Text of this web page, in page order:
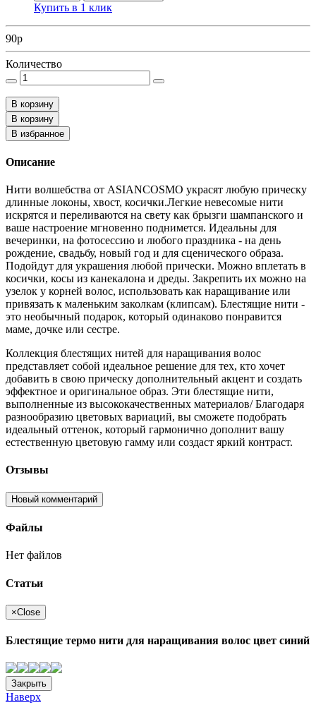
Купить в 1 клик
90p
Количество
В корзину
В корзину
В избранное
Описание
Нити волшебства от ASIANCOSMO украсят любую прическу
длинные локоны, хвост, косички.Легкие невесомые нити
искрятся и переливаются на свету как брызги шампанского и
ваше настроение мгновенно поднимется. Идеальны для
вечеринки, на фотосессию и любого праздника - на день
рождение, свадьбу, новый год и для сценического образа.
Подойдут для украшения любой прически. Можно вплетать в
косички, косы из канекалона и дреды. Закрепить их можно на
узелок у корней волос, использовать как наращивание или
привязать к маленьким заколкам (клипсам). Блестящие нити -
это необычный подарок, который одинаково понравится
маме, дочке или сестре.
Коллекция блестящих нитей для наращивания волос
представляет собой идеальное решение для тех, кто хочет
добавить в свою прическу дополнительный акцент и создать
эффектное и оригинальное образ. Эти блестящие нити,
выполненные из высококачественных материалов/ Благодаря
разнообразию цветовых вариаций, вы сможете подобрать
идеальный оттенок, который гармонично дополнит вашу
естественную цветовую гамму или создаст яркий контраст.
Отзывы
Новый комментарий
Файлы
Нет файлов
Статьи
×Close
Блестящие термо нити для наращивания волос цвет синий
Закрыть
Наверх